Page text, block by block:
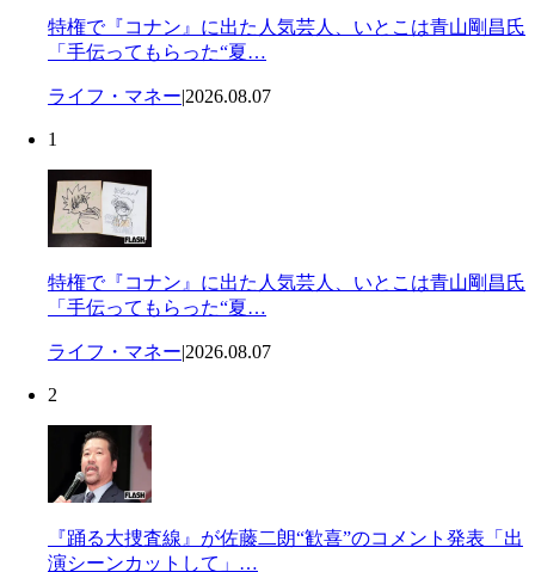
特権で『コナン』に出た人気芸人、いとこは青山剛昌氏
「手伝ってもらった“夏…
ライフ・マネー|2026.08.07
1
特権で『コナン』に出た人気芸人、いとこは青山剛昌氏
「手伝ってもらった“夏…
ライフ・マネー|2026.08.07
2
『踊る大捜査線』が佐藤二朗“歓喜”のコメント発表「出
演シーンカットして」…